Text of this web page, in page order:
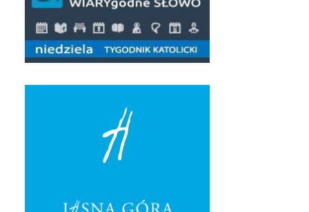
Galerie 2018
Pasterka 2018
Remont kościoła
Bal Wszystkich Świętych 2018
Triduum Św. St. Kostka 2018